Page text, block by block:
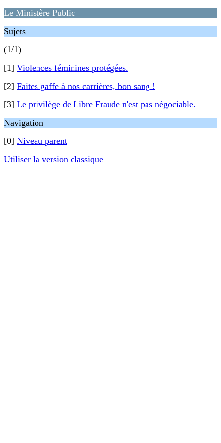
Le Ministère Public
Sujets
(1/1)
[1] Violences féminines protégées.
[2] Faites gaffe à nos carrières, bon sang !
[3] Le privilège de Libre Fraude n'est pas négociable.
Navigation
[0] Niveau parent
Utiliser la version classique